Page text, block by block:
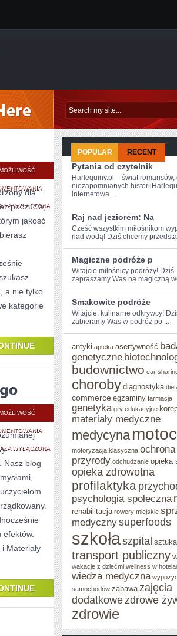
ZDROWE
ODŻYWIANIE
WYŁĄCZONA
dla
poczucia,
jakość
a nie tylko
kategorie
NAUKA
JĘZYKA
ANGIELSKIEGO
WYŁĄCZONA
Nasz blog
Materiały
POPULAR RECENT
Pytania od czytelnik
Harlequiny.pl – świat romansów,
niezapomnianych
internetowa ...
Raj nad jeziorem: Na
Cześć wszystkim ⁤miłośnikom
nad wodą! Dziś⁣ chcemy
Magiczne podróże p
Witajcie miłośnicy ​podróży! Dziś
zapraszamy Was na magiczną
Smakowite podróże
Witajcie, kulinarne​ odkrywcy!
zabieramy Was w podróż po ...
antyki apteka asertywność
genetyczne
budownictwo car
choroby diagnostyka
commerce egzaminy farmacja
genetyka gry edukacyjne
materiały medyczne
medycyna
motoryzacja klasyczna ochrona
przyrody odchudzanie opieka
opieka zdrowotna
profilaktyka
psychologia społeczna
rehabilitacja rowery miejskie
medycznysuperfoods
szkołaszpital
transport publiczny
wakacje z dziećmi wellness w
wiedza medyczna
samochodów zabawa zajęcia
dodatkowezdrowe
zdrowie